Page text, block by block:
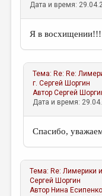
Дата и время:
Я в восхищении!!!
Тема: Re: Re:
г.Сергей Шоргин
АвторСергей
Дата и время:
Спасибо,
Тема: Re: Лимерики
Сергей Шоргин
Автор Нина